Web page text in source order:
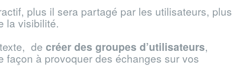
plus il sera partagé par les utilisateurs, plus
la visibilité.
de créer des groupes d’utilisateurs,
façon à provoquer des échanges sur vos